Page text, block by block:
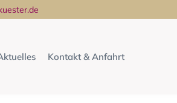
Kontakt & Anfahrt